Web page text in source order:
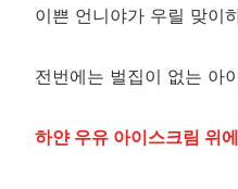
이쁜 언니야가 우릴 맞이
전번에는 벌집이 없는 아
하얀 우유 아이스크림 위